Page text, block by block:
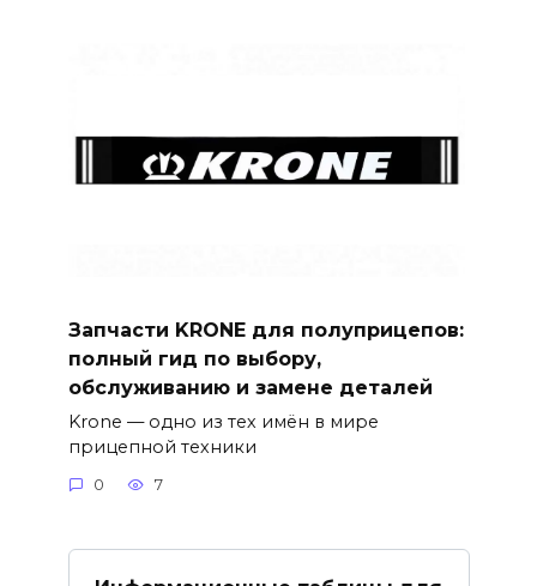
Запчасти KRONE для полуприцепов:
полный гид по выбору,
обслуживанию и замене деталей
Krone — одно из тех имён в мире
прицепной техники
0 7